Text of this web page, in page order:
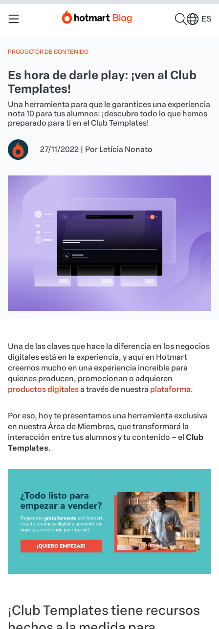
ES
PRODUCTOR DE CONTENIDO
Es hora de darle play: ¡ven al Club
Templates!
Una herramienta para que le garantices una experiencia
nota 10 para tus alumnos: ¡descubre todo lo que hemos
preparado para ti en el Club Templates!
27/11/2022 | Por Letícia Nonato
Una de las claves que hace la diferencia en los negocios
digitales está en la experiencia, y aquí en Hotmart
creemos mucho en una experiencia increíble para
quienes producen, promocionan o adquieren
productos digitalesa través de nuestra plataforma.
Por eso, hoy te presentamos una herramienta exclusiva
en nuestra Área de Miembros, que transformará la
interacción entre tus alumnos y tu contenido – el Club
Templates.
¡Club Templates tiene recursos